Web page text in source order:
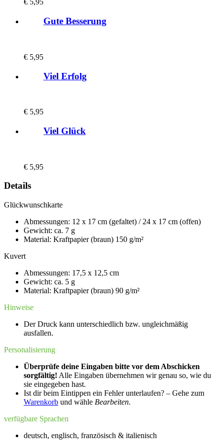
€ 5,95
Gute Besserung
€ 5,95
Viel Erfolg
€ 5,95
Viel Glück
€ 5,95
Details
Glückwunschkarte
Abmessungen: 12 x 17 cm (gefaltet) / 24 x 17 cm (offen)
Gewicht: ca. 7 g
Material: Kraftpapier (braun) 150 g/m²
Kuvert
Abmessungen: 17,5 x 12,5 cm
Gewicht: ca. 5 g
Material: Kraftpapier (braun) 90 g/m²
Hinweise
Der Druck kann unterschiedlich bzw. ungleichmäßig
ausfallen.
Personalisierung
Überprüfe deine Eingaben bitte vor dem Abschicken
sorgfältig! Alle Eingaben übernehmen wir genau so, wie du
sie eingegeben hast.
Ist dir beim Eintippen ein Fehler unterlaufen? – Gehe zum
Warenkorb und wähle Bearbeiten.
verfügbare Sprachen
deutsch, englisch, französisch & italienisch